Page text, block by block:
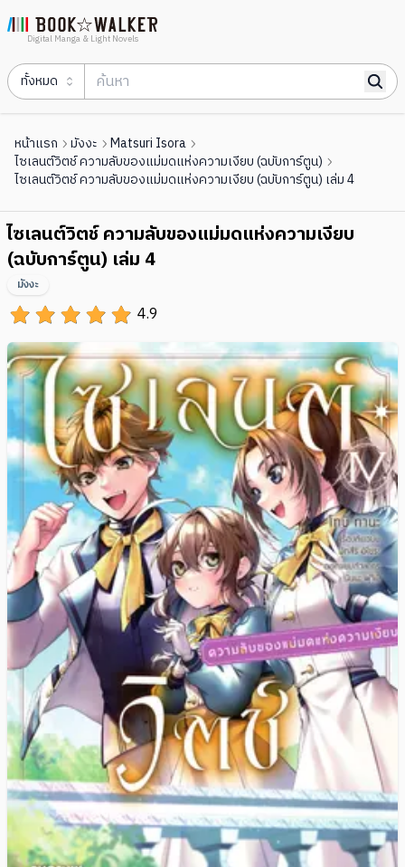
Digital Manga & Light Novels
ทั้งหมด
หน้าแรก มังงะ
Matsuri Isora
ไซเลนต์วิตช์ ความลับของแม่มดแห่งความเงียบ (ฉบับการ์ตูน)
ไซเลนต์วิตช์ ความลับของแม่มดแห่งความเงียบ (ฉบับการ์ตูน) เล่ม 4
ไซเลนต์วิตช์ ความลับของแม่มดแห่งความเงียบ
(ฉบับการ์ตูน) เล่ม 4
4.9
มังงะ